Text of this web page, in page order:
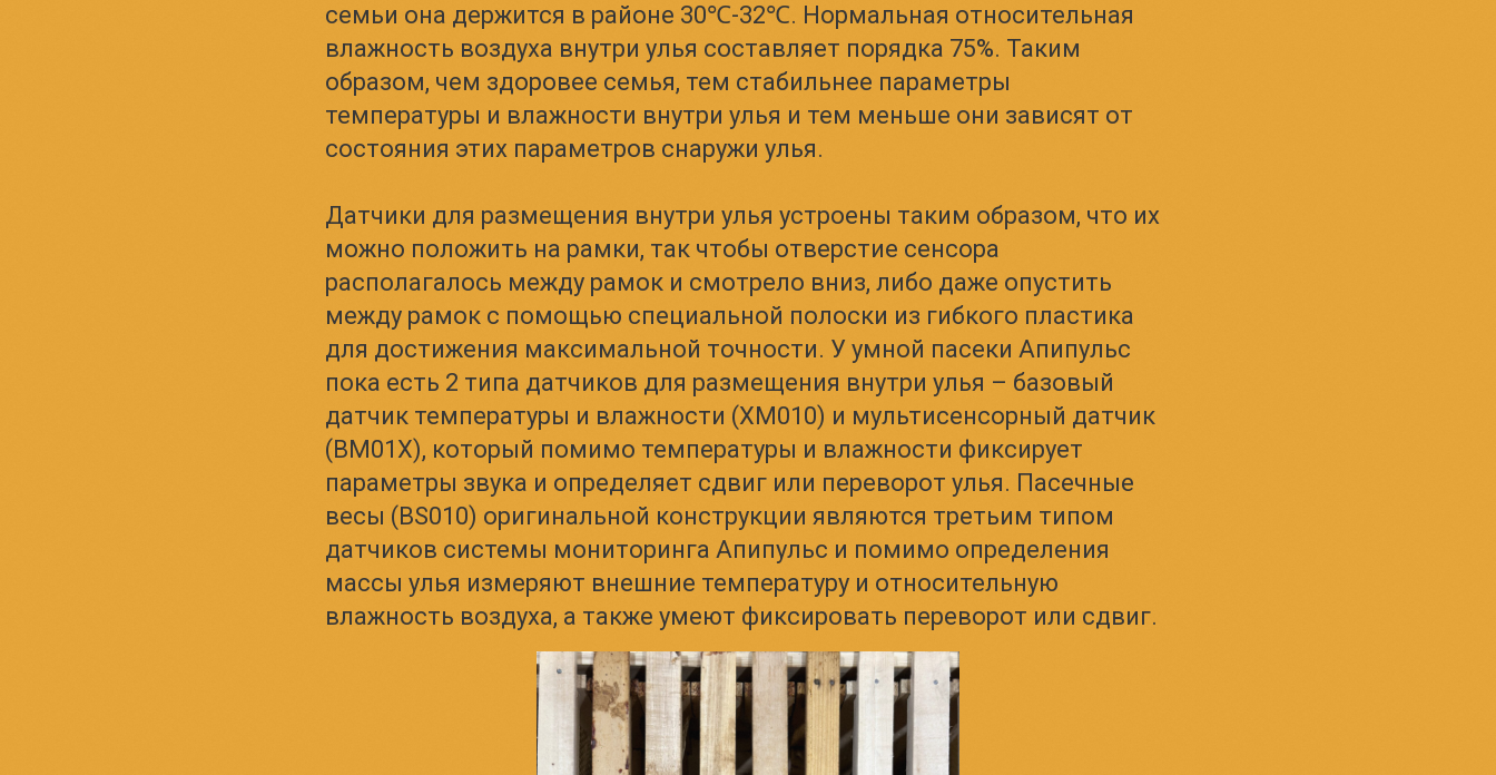
семьи она держится в районе 30℃-32℃. Нормальная относительная
влажность воздуха внутри улья составляет порядка 75%. Таким
образом, чем здоровее семья, тем стабильнее параметры
температуры и влажности внутри улья и тем меньше они зависят от
состояния этих параметров снаружи улья.
Датчики для размещения внутри улья устроены таким образом, что их
можно положить на рамки, так чтобы отверстие сенсора
располагалось между рамок и смотрело вниз, либо даже опустить
между рамок с помощью специальной полоски из гибкого пластика
для достижения максимальной точности. У умной пасеки Апипульс
пока есть 2 типа датчиков для размещения внутри улья – базовый
датчик температуры и влажности (XM010) и мультисенсорный датчик
(BM01X), который помимо температуры и влажности фиксирует
параметры звука и определяет сдвиг или переворот улья. Пасечные
весы (BS010) оригинальной конструкции являются третьим типом
датчиков системы мониторинга Апипульс и помимо определения
массы улья измеряют внешние температуру и относительную
влажность воздуха, а также умеют фиксировать переворот или сдвиг.